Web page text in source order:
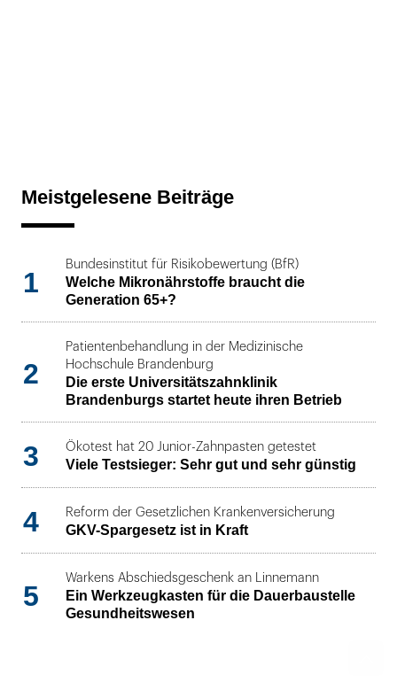
Meistgelesene Beiträge
1
Bundesinstitut für Risikobewertung (BfR)
Welche Mikronährstoffe braucht die
Generation 65+?
2
Patientenbehandlung in der Medizinische
Hochschule Brandenburg
Die erste Universitätszahnklinik
Brandenburgs startet heute ihren Betrieb
3 Ökotest hat 20 Junior-Zahnpasten getestet
Viele Testsieger: Sehr gut und sehr günstig
4 Reform der Gesetzlichen Krankenversicherung
GKV-Spargesetz ist in Kraft
5
Warkens Abschiedsgeschenk an Linnemann
Ein Werkzeugkasten für die Dauerbaustelle
Gesundheitswesen